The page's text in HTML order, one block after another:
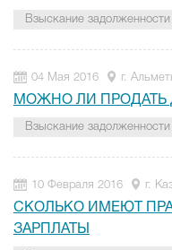
Взыскание задолженности
04 Мая 2016 г.
МОЖНО ЛИ ПРОДАТЬ
Взыскание задолженности
10 Февраля 2016 г.
СКОЛЬКО ИМЕЮТ
ЗАРПЛАТЫ